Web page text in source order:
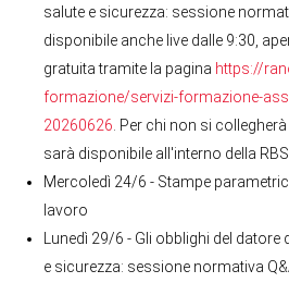
salute e sicurezza: sessione
disponibile anche live dalle 9:30,
gratuita tramite la pagina https://
formazione/servizi-formazione-
20260626. Per chi non si
sarà disponibile all'interno della RBS
Mercoledì 24/6 - Stampe
lavoro
Lunedì 29/6 - Gli obblighi del
e sicurezza: sessione normativa